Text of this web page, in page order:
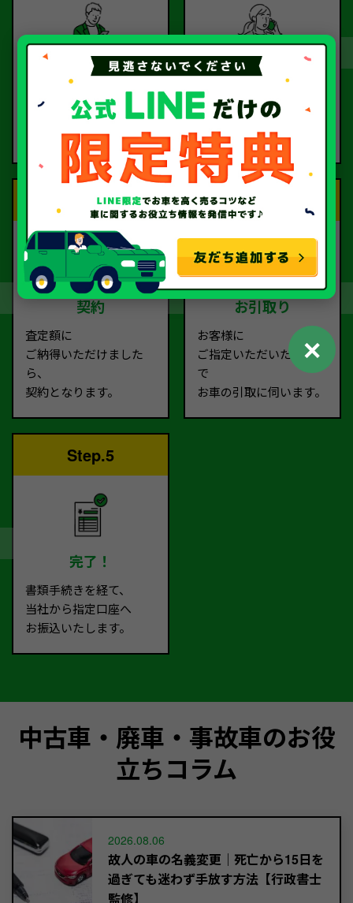
ご依頼
お電話または査定フォー
ご依頼ください。
査定
査定のプロが
お電話で回答いたしま
す。
Step.3
契約
査定額に
ご納得いただけました
ら、
契約となります。
Step.4
お引取り
お客様に
ご指定いただいた場所ま
で
お車の引取に伺います。
Step.5
完了！
書類手続きを経て、
当社から指定口座へ
お振込いたします。
中古車・廃車・事故車のお役
立ちコラム
2026.08.06
故人の車の名義変更｜死亡から15日を
過ぎても迷わず手放す方法【行政書士
監修】
✕